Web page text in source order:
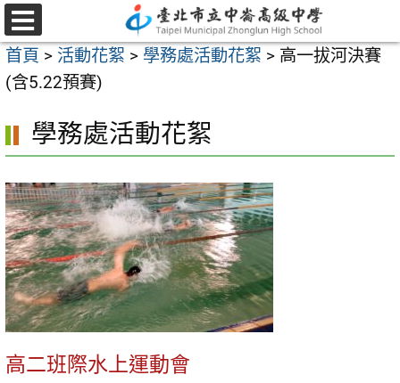
跳
至
主
要
容
選
單
首頁 > 活動花絮 > 學務處活動花絮 > 高一拔河決賽
(含5.22預賽)
學務處活動花絮
高二班際水上運動會